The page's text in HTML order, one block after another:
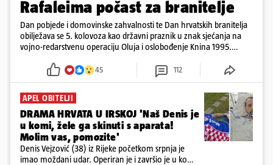
Rafaleima počast za branitelje
Dan pobjede i domovinske zahvalnosti te Dan hrvatskih branitelja
obilježava se 5. kolovoza kao državni praznik u znak sjećanja na
vojno-redarstvenu operaciju Oluja i oslobođenje Knina 1995.
45 112
APEL OBITELJI
DRAMA HRVATA U IRSKOJ 'Naš Denis je
u komi, žele ga skinuti s aparata!
Molim vas, pomozite'
Denis Vejzović (38) iz Rijeke početkom srpnja je
imao moždani udar. Operiran je i završio je u komi.